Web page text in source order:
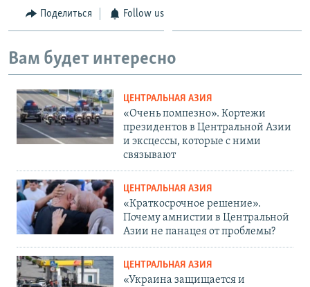
Поделиться Follow us
Вам будет интересно
ЦЕНТРАЛЬНАЯ АЗИЯ
«Очень помпезно». Кортежи
президентов в Центральной Азии
и эксцессы, которые с ними
связывают
ЦЕНТРАЛЬНАЯ АЗИЯ
«Краткосрочное решение».
Почему амнистии в Центральной
Азии не панацея от проблемы?
ЦЕНТРАЛЬНАЯ АЗИЯ
«Украина защищается и